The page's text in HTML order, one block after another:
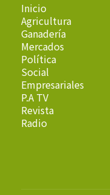
Inicio
Agricultura
Ganadería
Mercados
Política
Social
Empresariales
P.A TV
Revista
Radio